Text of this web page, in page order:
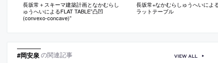
長坂常＋スキーマ建築計画となかむらし
ゅうへいによるFLAT TABLE”凸凹
(convexo-concave)”
長坂常+なかむらしゅうへいによ
ラットテーブル
#岡安泉 の関連記事 VIEW ALL